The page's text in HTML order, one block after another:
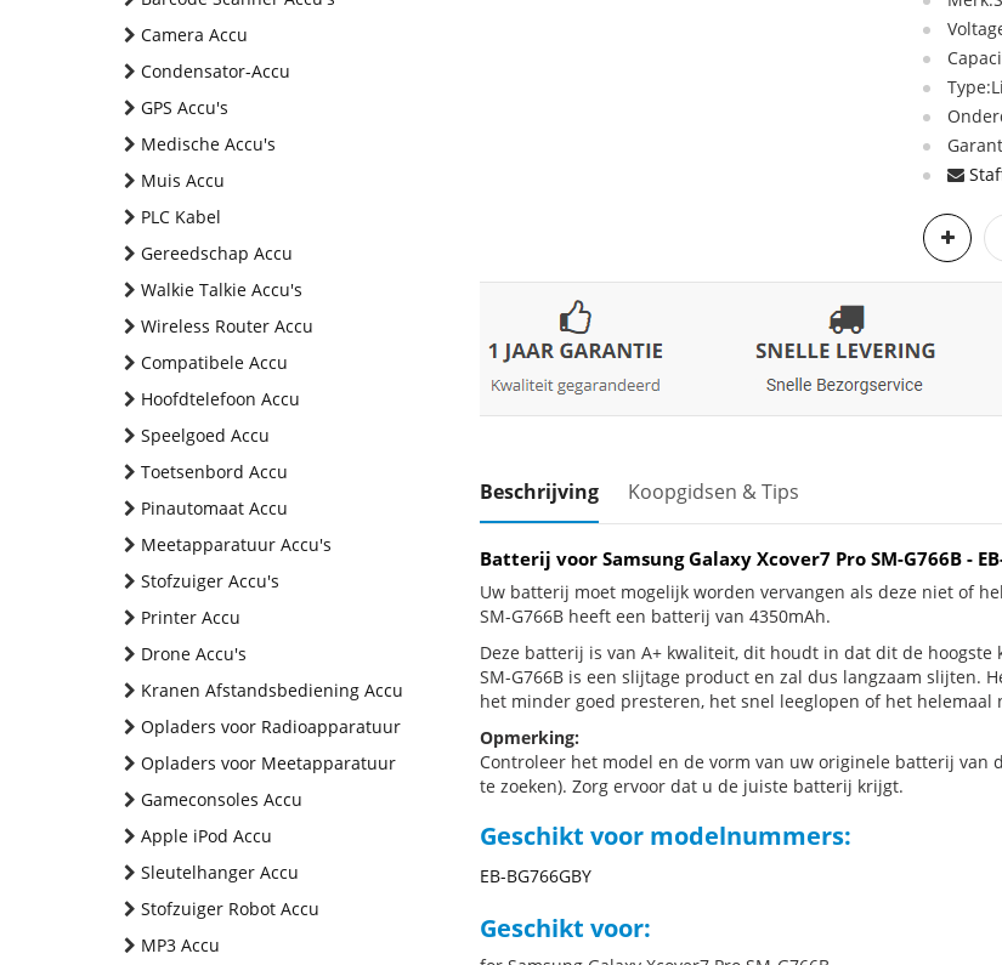
Camera Accu
Condensator-Accu
GPS Accu's
Medische Accu's
Muis Accu
PLC Kabel
Gereedschap Accu
Walkie Talkie Accu's
Wireless Router Accu
Compatibele Accu
Hoofdtelefoon Accu
Speelgoed Accu
Toetsenbord Accu
Pinautomaat Accu
Meetapparatuur Accu's
Stofzuiger Accu's
Printer Accu
Drone Accu's
Kranen Afstandsbediening Accu
Opladers voor Radioapparatuur
Opladers voor Meetapparatuur
Gameconsoles Accu
Apple iPod Accu
Sleutelhanger Accu
Stofzuiger Robot Accu
MP3 Accu
Beschrijving Koopgidsen & Tips
Batterij voor Samsung Galaxy Xcover7 Pro SM-G766B -
Uw batterij moet mogelijk worden vervangen als deze niet of
SM-G766B heeft een batterij van 4350mAh.
Deze batterij is van A+ kwaliteit, dit houdt in dat dit de hoogste
SM-G766B is een slijtage product en zal dus langzaam slijten.
het minder goed presteren, het snel leeglopen of het
Opmerking:
Controleer het model en de vorm van uw originele batterij van
te zoeken). Zorg ervoor dat u de juiste batterij krijgt.
Geschikt voor modelnummers:
EB-BG766GBY
Geschikt voor: